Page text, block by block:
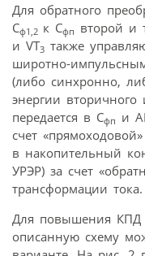
Для обратного
Сф1,2 к Сфп второй и
и VT3 также
широтно-
(либо синхронно,
энергии
передается в Сфп и
счет
в накопительный
УРЭР) за счет
трансформации тока.
Для повышения КПД
описанную схему